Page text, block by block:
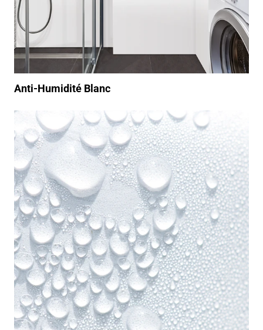
Anti-Humidité Blanc
https://www.youtube.com/watch?v=m4pKQzhGxiY